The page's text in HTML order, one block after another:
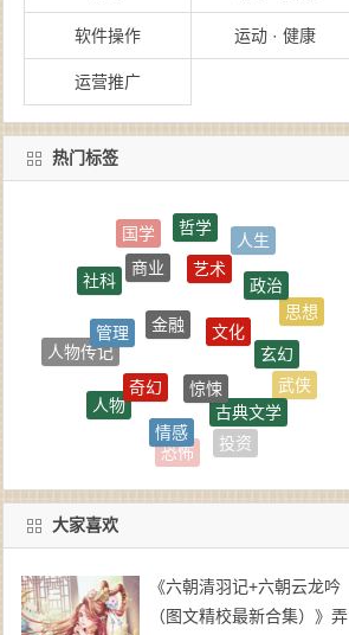
软件操作 运动 · 健康
运营推广
热门标签
哲学
人生
社科
商业
艺术
思想
人物传记
金融
文化
玄幻
武侠
经济
军事
奇幻
惊悚
古典文学
投资
恐怖
情感
大家喜欢
《六朝清羽记+六朝云龙吟
（图文精校最新合集）》弄